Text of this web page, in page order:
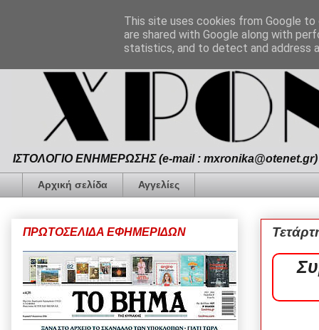
ΙΣΤΟΛΟΓΙΟ ΕΝΗΜΕΡΩΣΗΣ (e-mail :
Αρχική σελίδα Αγγελίες
ΠΡΩΤΟΣΕΛΙΔΑ ΕΦΗΜΕΡΙΔΩΝ
This site uses cookies from Google
are shared with Google along with
statistics, and to detect and address